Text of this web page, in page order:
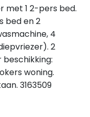
met 1 2-pers bed.
bed en 2
4
2
beschikking:
woning.
3163509